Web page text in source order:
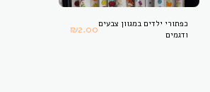
כפתורי ילדים במגוון צבעים
ודגמים
₪2.00